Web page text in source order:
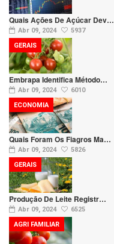
Quais Ações De Açúcar Dev…
Abr 09, 2024 5937
Embrapa Identifica Método…
Abr 09, 2024 6010
GERAIS
Quais Foram Os Fiagros Ma…
Abr 09, 2024 5826
ECONOMIA
Produção De Leite Registr…
Abr 09, 2024 6525
GERAIS
AGRI FAMILIAR